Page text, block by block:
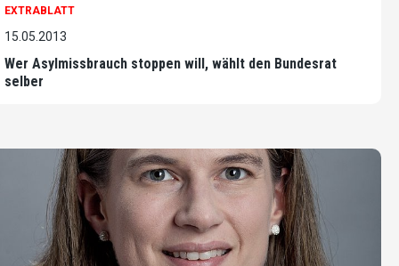
EXTRABLATT
15.05.2013
Wer Asylmissbrauch stoppen will, wählt den Bundesrat
selber